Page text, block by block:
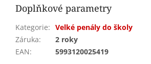
Doplňkové parametry
Kategorie: Velké penály do školy
Záruka:
2 roky
EAN: 5993120025419